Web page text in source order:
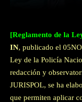
[Reglamento de la
IN, publicado el
Ley de la Policía
redacción y
JURISPOL, se ha
que permiten aplicar